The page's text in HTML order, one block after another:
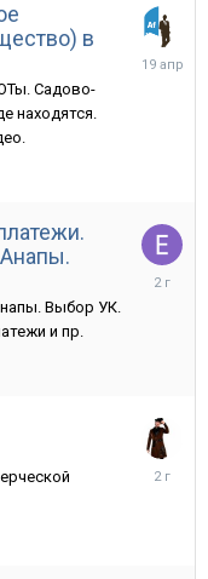
в
Садово-
находятся.
19
Выбор УК.
и пр.
19